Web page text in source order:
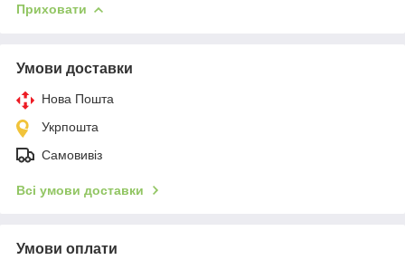
Приховати
Умови доставки
Нова Пошта
Укрпошта
Самовивіз
Всі умови доставки
Умови оплати